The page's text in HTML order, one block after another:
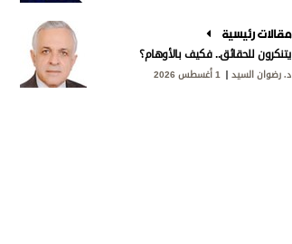
مقالات رئيسية
يتنكرون للحقائق.. فكيف بالأوهام؟
د. رضوان السيد 1 أغسطس 2026